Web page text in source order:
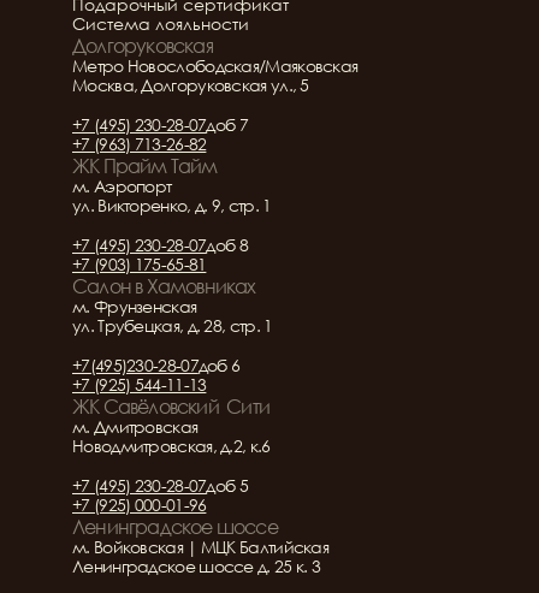
Система лояльности
Долгоруковская
Метро Новослободская/Маяковская
Москва, Долгоруковская ул., 5
+7 (495) 230-28-07доб 7
+7 (963) 713-26-82
ЖК Прайм Тайм
м. Аэропорт
ул. Викторенко, д. 9, стр. 1
+7 (495) 230-28-07доб 8
+7 (903) 175-65-81
Салон в Хамовниках
м. Фрунзенская
ул. Трубецкая, д. 28, стр. 1
+7(495)230-28-07доб 6
+7 (925) 544-11-13
ЖК Савёловский  Сити
м. Дмитровская
Новодмитровская, д.2, к.6
+7 (495) 230-28-07доб 5
+7 (925) 000-01-96
Ленинградское шоссе
м. Войковская | МЦК Балтийская
Ленинградское шоссе д. 25 к. 3